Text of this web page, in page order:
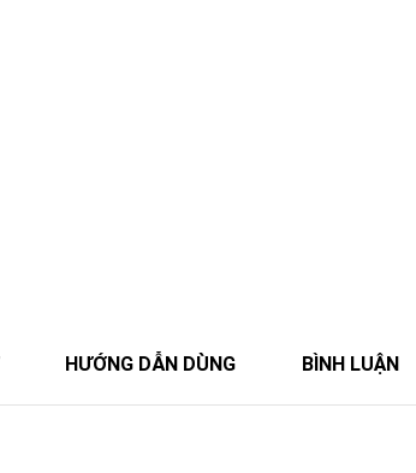
HƯỚNG DẪN DÙNG BÌNH LUẬN